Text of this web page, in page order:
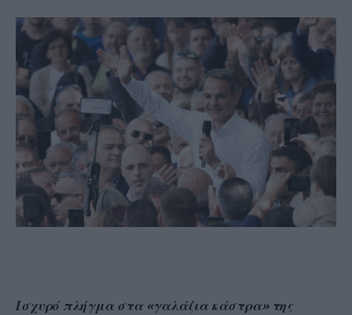
Ισχυρό πλήγμα στα «γαλάζια κάστρα» της